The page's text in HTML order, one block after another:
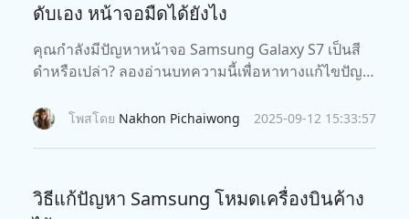
ดับเอง หน้าจอมืดได้ยังไง
คุณกำลังมีปัญหาหน้าจอ Samsung Galaxy S7 เป็นสี
ดำหรือเปล่า? ลองอ่านบทความนี้เพื่อหาทางแก้ไขปัญห
โพสโดย Nakhon Pichaiwong 2025-09-12 15:33:57
วิธีแก้ปัญหา Samsung โหมดเครื่องบินค้าง